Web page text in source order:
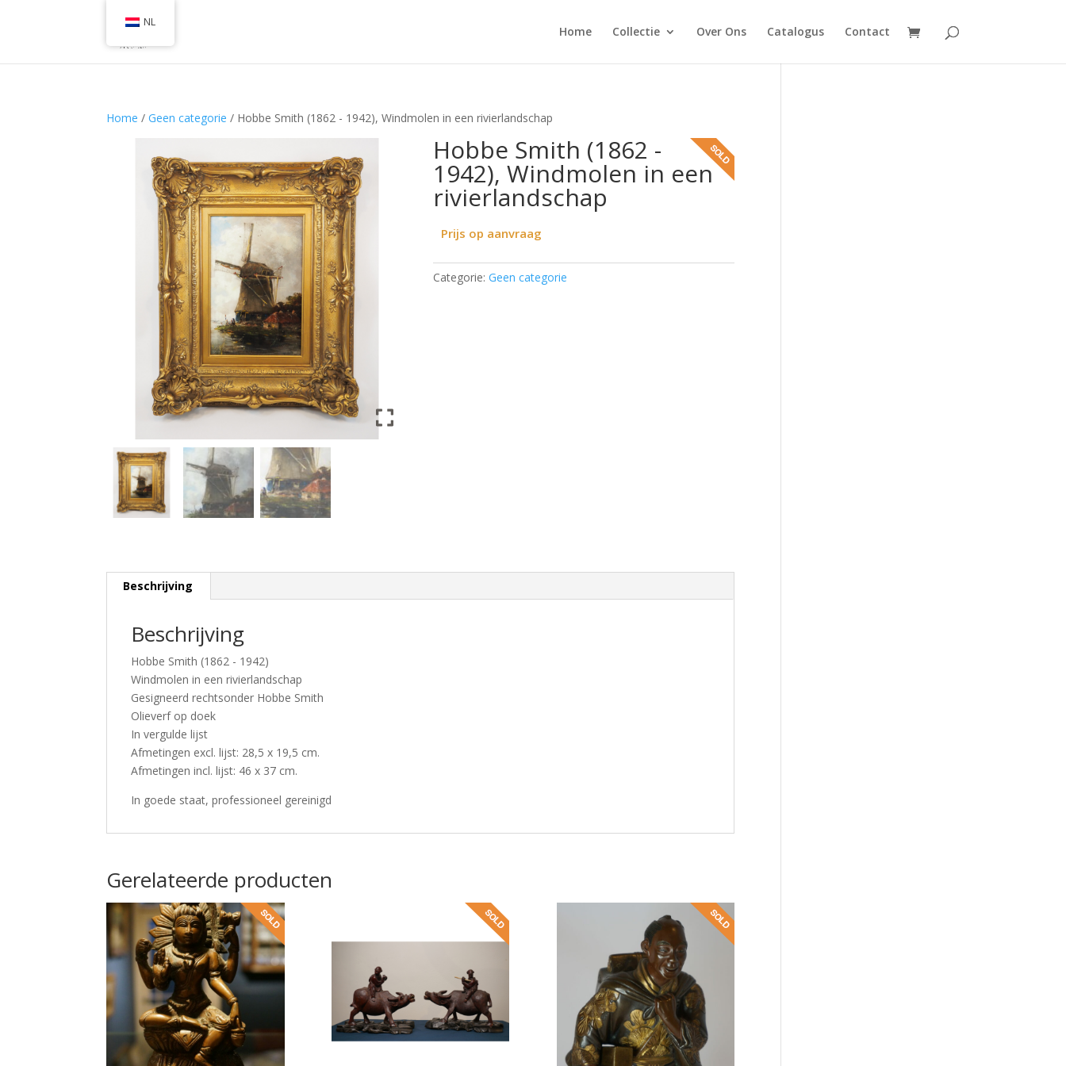
Home Collectie Over Ons Catalogus Contact
Home /Geen categorie / Hobbe Smith (1862 - 1942), Windmolen in een rivierlandschap
Hobbe Smith (1862 -
1942), Windmolen in een
rivierlandschap
Prijs op aanvraag
Categorie:Geen categorie
Beschrijving
Beschrijving
Hobbe Smith (1862 - 1942)
Windmolen in een rivierlandschap
Gesigneerd rechtsonder Hobbe Smith
Olieverf op doek
In vergulde lijst
Afmetingen excl. lijst: 28,5 x 19,5 cm.
Afmetingen incl. lijst: 46 x 37 cm.
In goede staat, professioneel gereinigd
Gerelateerde producten
NL